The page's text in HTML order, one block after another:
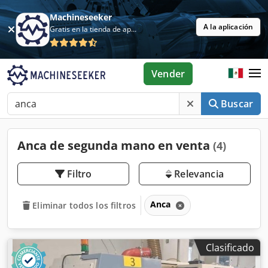
Machineseeker
Gratis en la tienda de aplicaciones A la aplicación
Buscar
Vender
Anca de segunda mano en venta (4)
Filtro Relevancia
Eliminar todos los filtros Anca
Clasificado